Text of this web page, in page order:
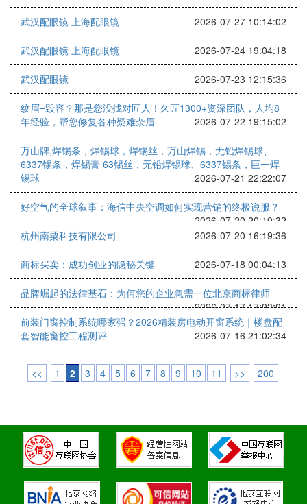
武汉配眼镜 上海配眼镜 2026-07-27 10:14:02
武汉配眼镜 上海配眼镜 2026-07-24 19:04:18
武汉配眼镜 2026-07-23 12:15:36
纹眉=毁容？那是您没找对匠人！久匠1300+资深团队，人均8
年经验，帮您修复各种疑难杂眉
2026-07-22 19:15:02
万山牌,焊锡条，焊锡球，焊锡丝，万山焊锡，无铅焊锡球、
6337锡条，焊锡膏 63锡丝，无铅焊锡球、6337锡条，巨一焊
锡球
2026-07-21 22:22:07
好空气的全球叙事：海信中央空调如何实现营销的终极说服？
2026-07-20 20:10:32
杭州南粟科技有限公司
2026-07-20 16:19:36
商标买卖：成功创业的隐秘关键 2026-07-18 00:04:13
品牌崛起的法律基石：为何您的企业急需一位北京商标律师
2026-07-17 17:03:01
前装门窗控制系统哪家强？2026精装房电动开窗系统｜楼盘配
套智能窗控工程测评
2026-07-16 21:02:34
<< 1 2 3 4 5 6 7 8 9 10 11 >> 200